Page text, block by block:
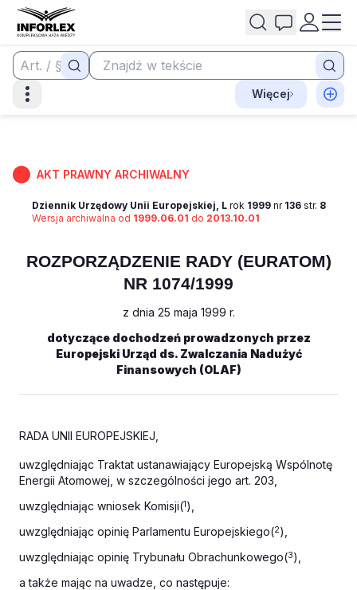
Więcej
AKT PRAWNY ARCHIWALNY
Dziennik Urzędowy Unii Europejskiej, Lrok 1999nr 136str. 8
Wersja archiwalna od 1999.06.01 do 2013.10.01
ROZPORZĄDZENIE RADY (EURATOM)
NR 1074/1999
z dnia 25 maja 1999 r.
dotyczące dochodzeń prowadzonych przez
Europejski Urząd ds. Zwalczania Nadużyć
Finansowych (OLAF)
RADA UNII EUROPEJSKIEJ,
uwzględniając Traktat ustanawiający Europejską Wspólnotę
Energii Atomowej, w szczególności jego art. 203,
uwzględniając wniosek Komisji(1),
uwzględniając opinię Parlamentu Europejskiego(2),
uwzględniając opinię Trybunału Obrachunkowego(3),
a także mając na uwadze, co następuje: